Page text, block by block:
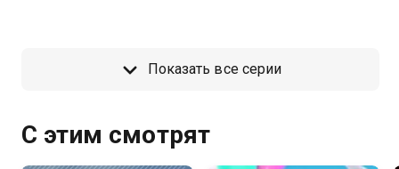
Показать все серии
С этим смотрят